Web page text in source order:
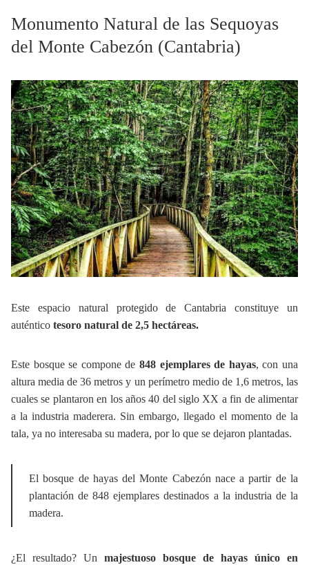
Monumento Natural de las Sequoyas
del Monte Cabezón (Cantabria)
Este espacio natural protegido de Cantabria constituye un
auténtico tesoro natural de 2,5 hectáreas.
Este bosque se compone de 848 ejemplares de hayas, con una
altura media de 36 metros y un perímetro medio de 1,6 metros, las
cuales se plantaron en los años 40 del siglo XX a fin de alimentar
a la industria maderera. Sin embargo, llegado el momento de la
tala, ya no interesaba su madera, por lo que se dejaron plantadas.
El bosque de hayas del Monte Cabezón nace a partir de la
plantación de 848 ejemplares destinados a la industria de la
madera.
¿El resultado? Un majestuoso bosque de hayas único en